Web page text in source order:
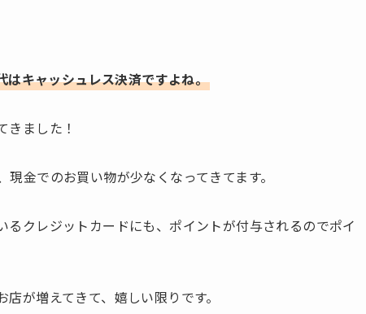
はキャッシュレス決済ですよね。
きました！
金でのお買い物が少なくなってきてます。
クレジットカードにも、ポイントが付与されるのでポイ
が増えてきて、嬉しい限りです。